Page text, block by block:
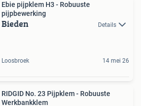
Ebie pijpklem H3 - Robuuste
pijpbewerking
Bieden Details
Loosbroek 14 mei 26
RIDGID No. 23 Pijpklem - Robuuste
Werkbankklem